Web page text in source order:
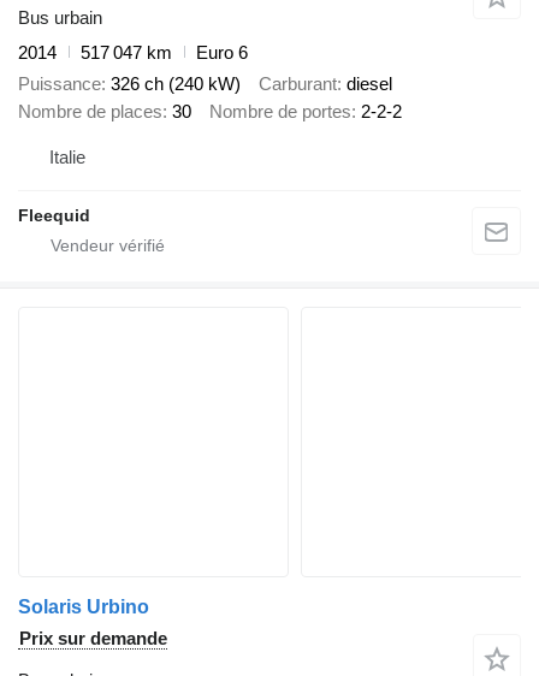
Bus urbain
2014
517 047 km
Euro 6
Puissance 326 ch (240 kW) Carburant diesel
Nombre de places 30 Nombre de portes 2-2-2
Italie
Fleequid
Solaris Urbino
Prix sur demande